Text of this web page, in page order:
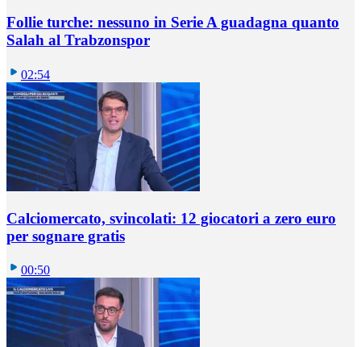
Follie turche: nessuno in Serie A guadagna quanto
Salah al Trabzonspor
02:54
Calciomercato, svincolati: 12 giocatori a zero euro
per sognare gratis
00:50